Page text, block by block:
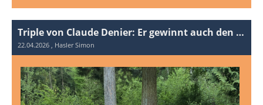
Triple von Claude Denier: Er gewinnt auch den dritten Vereinslauf 2026!
22.04.2026 , Hasler Simon